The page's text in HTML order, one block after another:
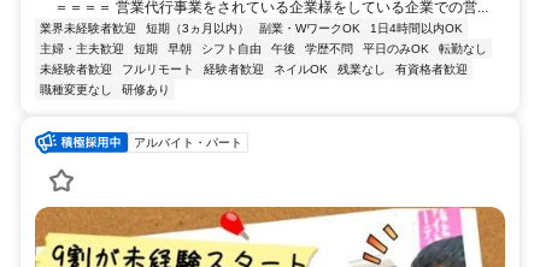
＝＝＝＝ 営業代行事業をされている企業様をしている企業での営...
業界未経験者歓迎 短期（3ヵ月以内） 副業・WワークOK
1日4時間以内OK
主婦・主夫歓迎
短期 早朝 シフト自由 午後 学歴不問 平日のみOK
転勤なし
未経験者歓迎
フルリモート 経験者歓迎 ネイルOK 残業なし
有資格者歓迎
職種変更なし
研修あり
アルバイト・パート